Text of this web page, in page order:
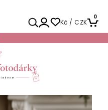
Kč / CZK
0